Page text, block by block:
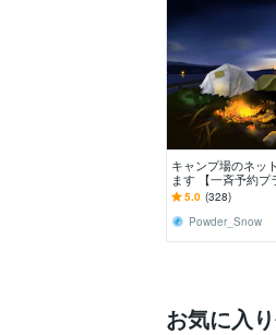
キャンプ場のネッ
ます 【一斉予約プ
付スタート時刻ピ
ます
5.0 (328)
Powder_Snow
お気に入